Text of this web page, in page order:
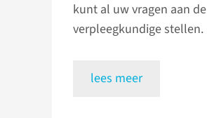
kunt al uw vragen aan de
verpleegkundige stellen.
lees meer